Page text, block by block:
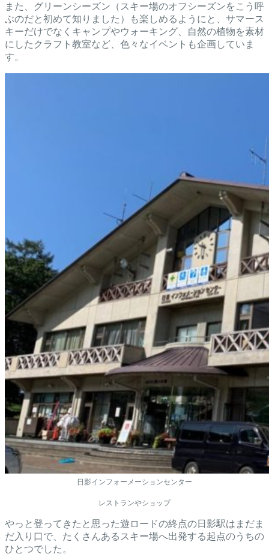
また、グリーンシーズン（スキー場のオフシーズンをこう呼
ぶのだと初めて知りました）も楽しめるようにと、サマース
キーだけでなくキャンプやウォーキング、自然の植物を素材
にしたクラフト教室など、色々なイベントも企画していま
す。
日影インフォーメーションセンター
レストランやショップ
やっと登ってきたと思った遊ロードの終点の日影駅はまだま
だ入り口で、たくさんあるスキー場へ出発する起点のうちの
ひとつでした。